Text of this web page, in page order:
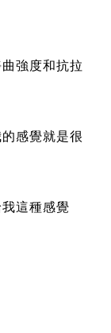
強度和抗拉
感覺就是很
這種感覺